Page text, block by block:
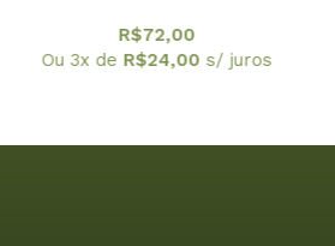
Funções de Green e
R$72,00
Ou 3x de R$24,00 s/ juros